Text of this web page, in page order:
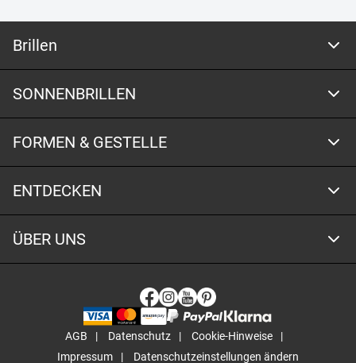
Brillen
SONNENBRILLEN
FORMEN & GESTELLE
ENTDECKEN
ÜBER UNS
AGB Datenschutz
Cookie-Hinweise
Impressum
Datenschutzeinstellungen ändern